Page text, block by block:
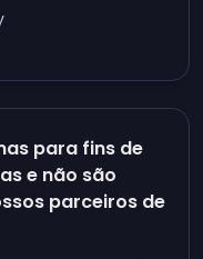
para fins de
e não são
parceiros de